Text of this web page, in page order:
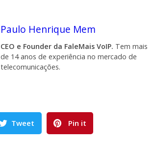
Paulo Henrique Mem
CEO e Founder da FaleMais VoIP. Tem mais
de 14 anos de experiência no mercado de
telecomunicações.
Tweet Pin it